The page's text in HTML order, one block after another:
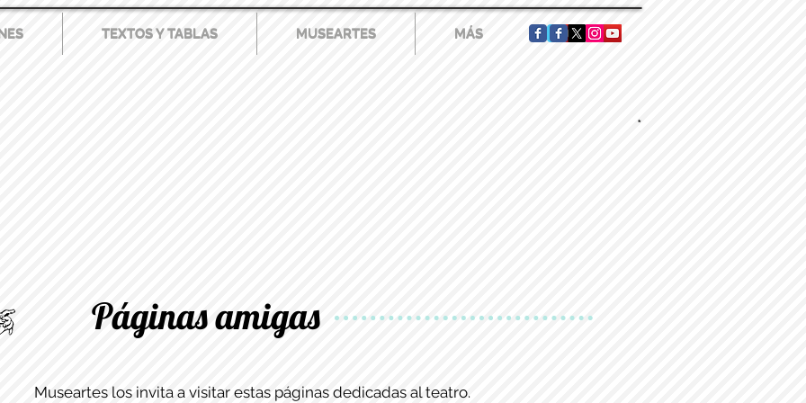
*
Páginas amigas
Museartes los invita a visitar estas páginas dedicadas al teatro.
TEXTOS Y TABLAS MUSEARTES MÁS
TEXTOS Y TABLAS MUSEARTES MÁS